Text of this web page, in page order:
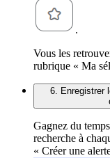
.
Vous les
rubrique « Ma
6. Enregistrer
Gagnez du
recherche à
« Créer une